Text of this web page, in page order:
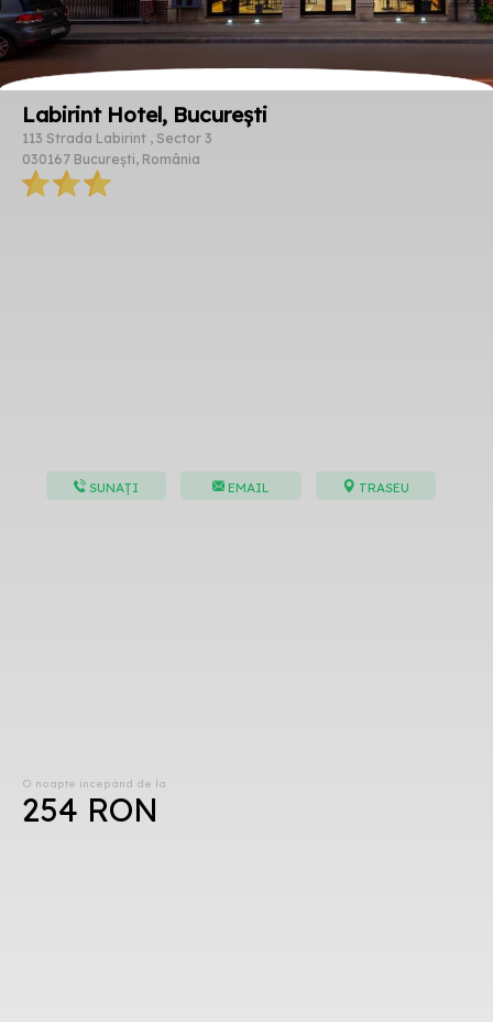
Labirint Hotel, București
113 Strada Labirint , Sector 3
030167 București, România
SUNAȚI EMAIL TRASEU
O noapte începând de la
254 RON